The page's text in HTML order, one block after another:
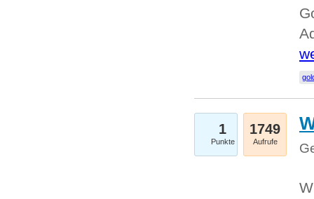
1
Punkte
1749
Aufrufe